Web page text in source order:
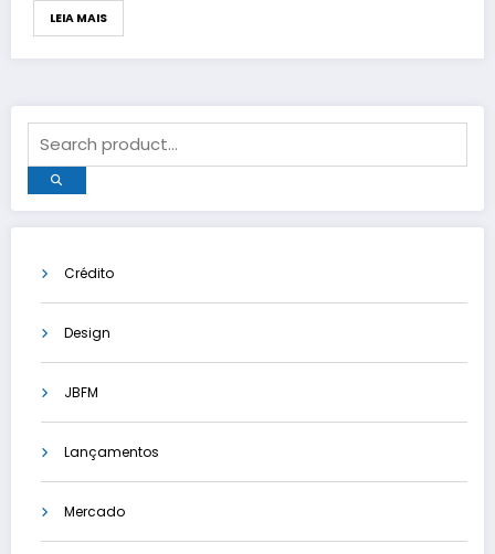
LEIA MAIS
Crédito
Design
JBFM
Lançamentos
Mercado